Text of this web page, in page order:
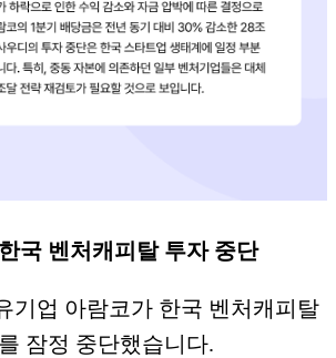
국 벤처캐피탈 투자 중단
기업 아람코가 한국 벤처캐피탈
잠정 중단했습니다.